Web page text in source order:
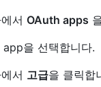
서 OAuth apps
을 선택합니다.
서 고급을 클릭합